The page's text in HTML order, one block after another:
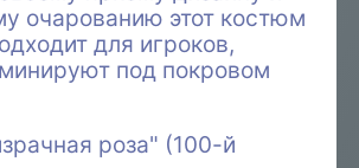
очарованию этот костюм
для игроков,
под покровом
роза" (100-й